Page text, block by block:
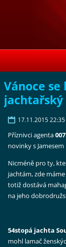
Vánoce
17.11.2015 22:35
Příznivci agenta007
novinky s
Nicméně pro ty,
jachtám, zde
totiž dostává
na jeho
54stopá jachta
mohl lamač